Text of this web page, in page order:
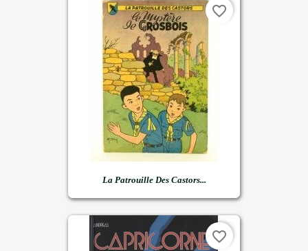
La Patrouille Des Castors...
favorite_border
favorite_border